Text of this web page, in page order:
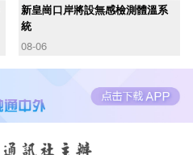
新皇崗口岸將設無感檢測體溫系
統
08-06